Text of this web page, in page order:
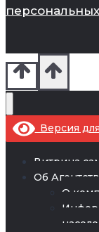
Версия
Витрина
Об
О